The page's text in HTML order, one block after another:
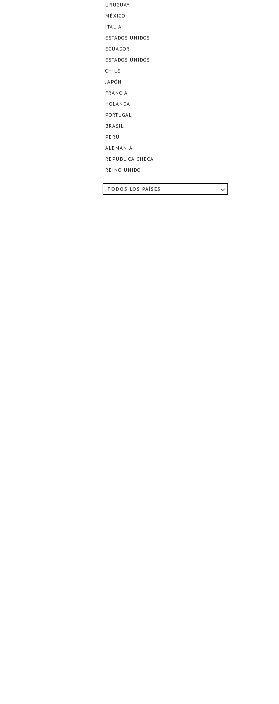
URUGUAY
MÉXICO
ITALIA
ESTADOS UNIDOS
ECUADOR
ESTADOS UNIDOS
CHILE
JAPÓN
FRANCIA
HOLANDA
PORTUGAL
BRASIL
PERÚ
ALEMANIA
REPÚBLICA CHECA
REINO UNIDO
TODOS LOS PAÍSES